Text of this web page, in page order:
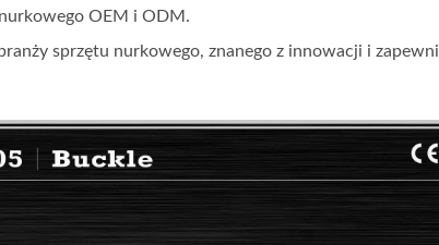
OEM i ODM.
sprzętu nurkowego, znanego z innowacji i